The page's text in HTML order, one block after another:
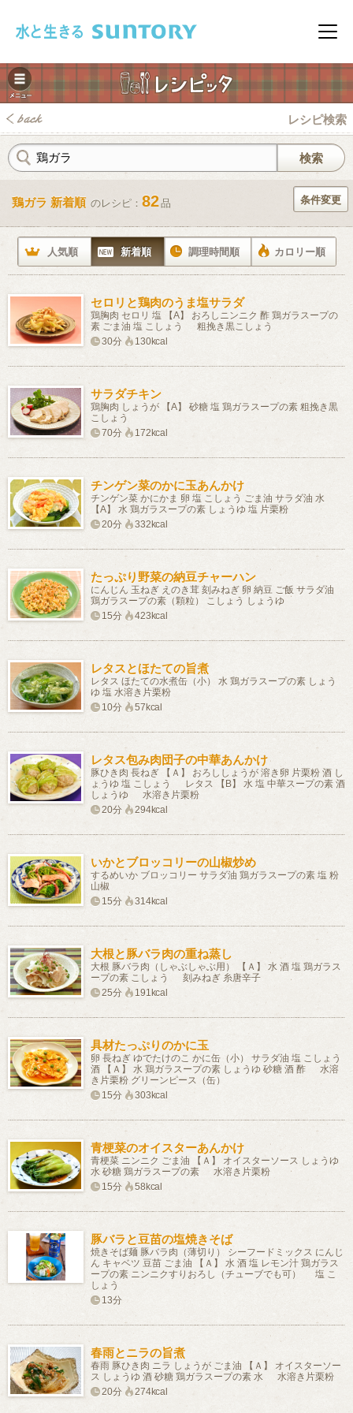
メニ
レシピ検索
鶏ガラ 新着順 のレシピ： 82品 条件変更
人気順 新着順 調理時間順 カロリー順
セロリと鶏肉のうま塩サラダ
鶏胸肉 セロリ 塩 【A】 おろしニンニク 酢 鶏ガラスープの
素 ごま油 塩 こしょう 粗挽き黒こしょう
30分
130kcal
サラダチキン
鶏胸肉 しょうが 【A】 砂糖 塩 鶏ガラスープの素 粗挽き黒
こしょう
70分
172kcal
チンゲン菜のかに玉あんかけ
チンゲン菜 かにかま 卵 塩 こしょう ごま油 サラダ油 水
【A】 水 鶏ガラスープの素 しょうゆ 塩 片栗粉
20分
332kcal
たっぷり野菜の納豆チャーハン
にんじん 玉ねぎ えのき茸 刻みねぎ 卵 納豆 ご飯 サラダ油
鶏ガラスープの素（顆粒） こしょう しょうゆ
15分
423kcal
レタスとほたての旨煮
レタス ほたての水煮缶（小） 水 鶏ガラスープの素 しょう
ゆ 塩 水溶き片栗粉
10分
57kcal
レタス包み肉団子の中華あんかけ
豚ひき肉 長ねぎ 【Ａ】 おろししょうが 溶き卵 片栗粉 酒 し
ょうゆ 塩 こしょう レタス 【B】 水 塩 中華スープの素 酒
しょうゆ 水溶き片栗粉
20分
294kcal
いかとブロッコリーの山椒炒め
するめいか ブロッコリー サラダ油 鶏ガラスープの素 塩 粉
山椒
15分
314kcal
大根と豚バラ肉の重ね蒸し
大根 豚バラ肉（しゃぶしゃぶ用） 【Ａ】 水 酒 塩 鶏ガラス
ープの素 こしょう 刻みねぎ 糸唐辛子
25分
191kcal
具材たっぷりのかに玉
卵 長ねぎ ゆでたけのこ かに缶（小） サラダ油 塩 こしょう
酒 【Ａ】 水 鶏ガラスープの素 しょうゆ 砂糖 酒 酢 水溶
き片栗粉 グリーンピース（缶）
15分
303kcal
青梗菜のオイスターあんかけ
青梗菜 ニンニク ごま油 【Ａ】 オイスターソース しょうゆ
水 砂糖 鶏ガラスープの素 水溶き片栗粉
15分
58kcal
豚バラと豆苗の塩焼きそば
焼きそば麺 豚バラ肉（薄切り） シーフードミックス にんじ
ん キャベツ 豆苗 ごま油 【Ａ】 水 酒 塩 レモン汁 鶏ガラス
ープの素 ニンニクすりおろし（チューブでも可） 塩 こ
しょう
13分
春雨とニラの旨煮
春雨 豚ひき肉 ニラ しょうが ごま油 【Ａ】 オイスターソー
ス しょうゆ 酒 砂糖 鶏ガラスープの素 水 水溶き片栗粉
20分
274kcal